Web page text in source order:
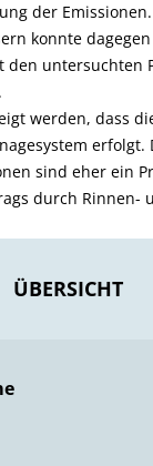
der
konnte
den untersuchten
werden, dass
erfolgt.
sind eher ein
durch Rinnen-
ÜBERSICHT